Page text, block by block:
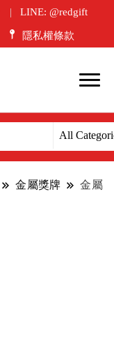
LINE: @redgift
隱私權條款
金屬獎牌
金屬